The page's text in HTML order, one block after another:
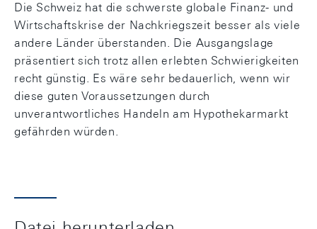
Die Schweiz hat die schwerste globale Finanz- und
Wirtschaftskrise der Nachkriegszeit besser als viele
andere Länder überstanden. Die Ausgangslage
präsentiert sich trotz allen erlebten Schwierigkeiten
recht günstig. Es wäre sehr bedauerlich, wenn wir
diese guten Voraussetzungen durch
unverantwortliches Handeln am Hypothekarmarkt
gefährden würden.